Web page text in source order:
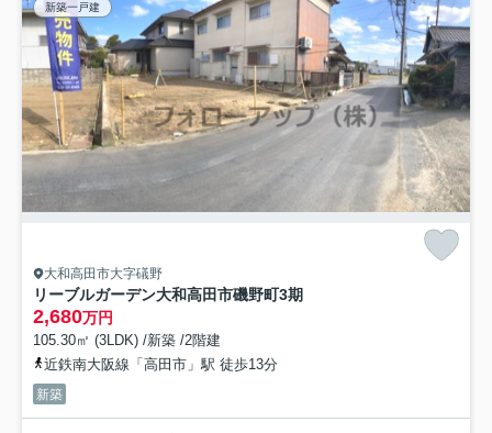
新築一戸建
大和高田市大字礒野
リーブルガーデン大和高田市磯野町3期
2,680万円
105.30㎡ (3LDK) /新築 /2階建
近鉄南大阪線「高田市」駅 徒歩13分
新築